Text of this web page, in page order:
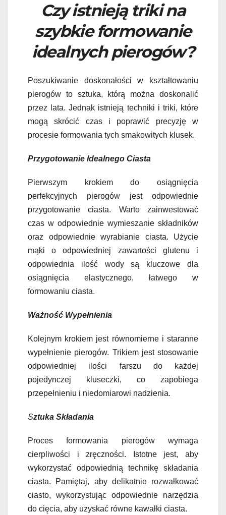
Czy istnieją triki na
szybkie formowanie
idealnych pierogów?
Poszukiwanie doskonałości w kształtowaniu
pierogów to sztuka, którą można doskonalić
przez lata. Jednak istnieją techniki i triki, które
mogą skrócić czas i poprawić precyzję w
procesie formowania tych smakowitych klusek.
Przygotowanie Idealnego Ciasta
Pierwszym krokiem do osiągnięcia
perfekcyjnych pierogów jest odpowiednie
przygotowanie ciasta. Warto zainwestować
czas w odpowiednie wymieszanie składników
oraz odpowiednie wyrabianie ciasta. Użycie
mąki o odpowiedniej zawartości glutenu i
odpowiednia ilość wody są kluczowe dla
osiągnięcia elastycznego, łatwego w
formowaniu ciasta.
Ważność Wypełnienia
Kolejnym krokiem jest równomierne i staranne
wypełnienie pierogów. Trikiem jest stosowanie
odpowiedniej ilości farszu do każdej
pojedynczej kluseczki, co zapobiega
przepełnieniu i niedomiarowi nadzienia.
Sztuka Składania
Proces formowania pierogów wymaga
cierpliwości i zręczności. Istotne jest, aby
wykorzystać odpowiednią technikę składania
ciasta. Pamiętaj, aby delikatnie rozwałkować
ciasto, wykorzystując odpowiednie narzędzia
do cięcia, aby uzyskać równe kawałki ciasta.